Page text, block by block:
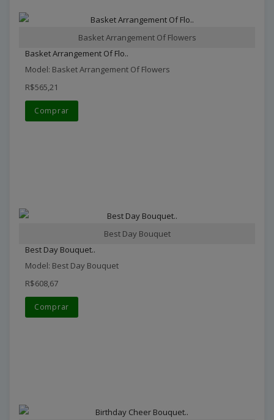
Basket Arrangement Of Flowers
Basket Arrangement Of Flo..
Model: Basket Arrangement Of Flowers
R$565,21
Comprar
Best Day Bouquet
Best Day Bouquet..
Model: Best Day Bouquet
R$608,67
Comprar